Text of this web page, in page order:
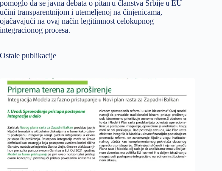
pomoglo da se javna debata o pitanju članstva Srbije u EU
učini transparentnijom i utemeljenoj na činjenicama,
ojačavajući na ovaj način legitimnost celokupnog
integracionog procesa.
Ostale publikacije